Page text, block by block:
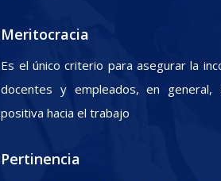
Meritocracia
Es el único criterio para asegurar la
docentes y empleados, en general,
positiva hacia el trabajo
Pertinencia